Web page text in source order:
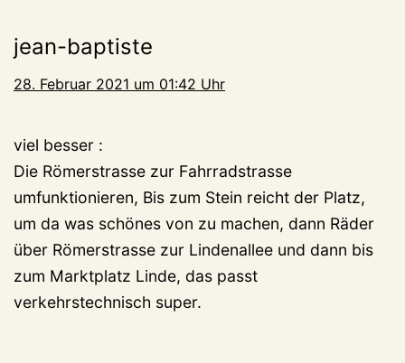
jean-baptiste
28. Februar 2021 um 01:42 Uhr
viel besser :
Die Römerstrasse zur Fahrradstrasse
umfunktionieren, Bis zum Stein reicht der Platz,
um da was schönes von zu machen, dann Räder
über Römerstrasse zur Lindenallee und dann bis
zum Marktplatz Linde, das passt
verkehrstechnisch super.